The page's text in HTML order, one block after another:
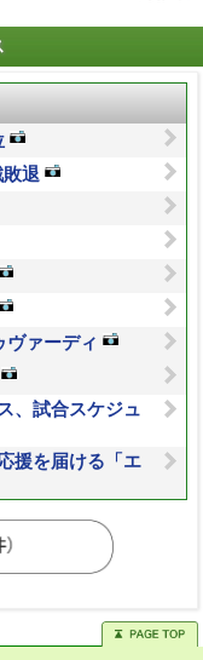
敗退
ヴァーディ
、試合スケジュ
援を届ける「エ